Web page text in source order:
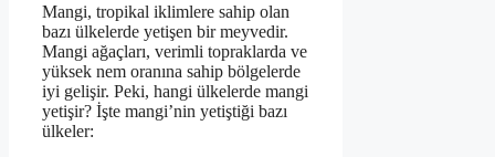
Mangi, tropikal iklimlere sahip olan
bazı ülkelerde yetişen bir meyvedir.
Mangi ağaçları, verimli topraklarda ve
yüksek nem oranına sahip bölgelerde
iyi gelişir. Peki, hangi ülkelerde mangi
yetişir? İşte mangi’nin yetiştiği bazı
ülkeler: